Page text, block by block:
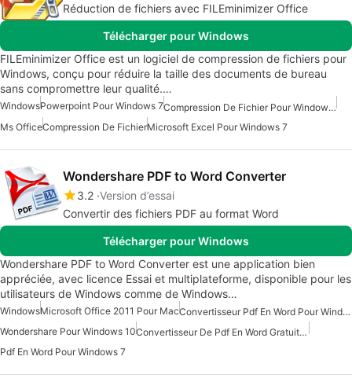
Réduction de fichiers avec FILEminimizer Office
Télécharger pour Windows
FILEminimizer Office est un logiciel de compression de fichiers pour
Windows, conçu pour réduire la taille des documents de bureau
sans compromettre leur qualité.…
WindowsPowerpoint Pour Windows 7
Compression De Fichier Pour Windows 7
Ms OfficeCompression De FichierMicrosoft Excel Pour Windows 7
Wondershare PDF to Word Converter
3.2 Version d’essai
Convertir des fichiers PDF au format Word
Télécharger pour Windows
Wondershare PDF to Word Converter est une application bien
appréciée, avec licence Essai et multiplateforme, disponible pour les
utilisateurs de Windows comme de Windows…
WindowsMicrosoft Office 2011 Pour Mac
Convertisseur Pdf En Word Pour Windows
Wondershare Pour Windows 10
Convertisseur De Pdf En Word Gratuit Pour Windows
Pdf En Word Pour Windows 7